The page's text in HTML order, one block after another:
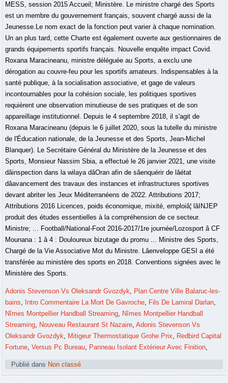
MESS, session 2015 Accueil; Ministère. Le ministre chargé des Sports
est un membre du gouvernement français, souvent chargé aussi de la
Jeunesse.Le nom exact de la fonction peut varier à chaque nomination.
Un an plus tard, cette Charte est également ouverte aux gestionnaires de
grands équipements sportifs français. Nouvelle enquête impact Covid.
Roxana Maracineanu, ministre déléguée au Sports, a exclu une
dérogation au couvre-feu pour les sportifs amateurs. Indispensables à la
santé publique, à la socialisation associative, et gage de valeurs
incontournables pour la cohésion sociale, les politiques sportives
requièrent une observation minutieuse de ses pratiques et de son
appareillage institutionnel. Depuis le 4 septembre 2018, il s'agit de
Roxana Maracineanu (depuis le 6 juillet 2020, sous la tutelle du ministre
de l'Éducation nationale, de la Jeunesse et des Sports, Jean-Michel
Blanquer). Le Secrétaire Général du Ministère de la Jeunesse et des
Sports, Monsieur Nassim Sbia, a effectué le 26 janvier 2021, une visite
dâinspection dans la wilaya dâOran afin de sâenquérir de lâétat
dâavancement des travaux des instances et infrastructures sportives
devant abriter les Jeux Méditerranéens de 2022. Attributions 2017;
Attributions 2016 Licences, poids économique, mixité, emploiâ¦ lâINJEP
produit des études essentielles à la compréhension de ce secteur.
Ministre; ... Football/National-Foot 2016-2017/1re journée/Lozosport â CF
Mounana : 1 â 4 : Douloureux bizutage du promu ... Ministre des Sports,
Chargé de la Vie Associative Mot du Ministre. Lâenveloppe GESI a été
transférée au ministère des sports en 2018. Conventions signées avec le
Ministère des Sports.
Adonis Stevenson Vs Oleksandr Gvozdyk, Plan Centre Ville Balaruc-les-
bains, Intro Commentaire La Mort De Gavroche, Fils De Lamiral Darlan,
Nîmes Montpellier Handball Streaming, Nîmes Montpellier Handball
Streaming, Nouveau Restaurant St Nazaire,Adonis Stevenson Vs
Oleksandr Gvozdyk, Mitigeur Thermostatique Grohe Prix, Redbird Capital
Fortune,Versus Pc Bureau, Panneau Isolant Extérieur Avec Finition,
Publié dans Non classé